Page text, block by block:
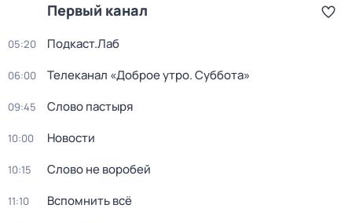
Первый канал
05:20 Подкаст.Лаб
06:00 Телеканал «Доброе утро. Суббота»
09:45 Слово пастыря
10:00 Новости
10:15 Слово не воробей
11:10 Вспомнить всё